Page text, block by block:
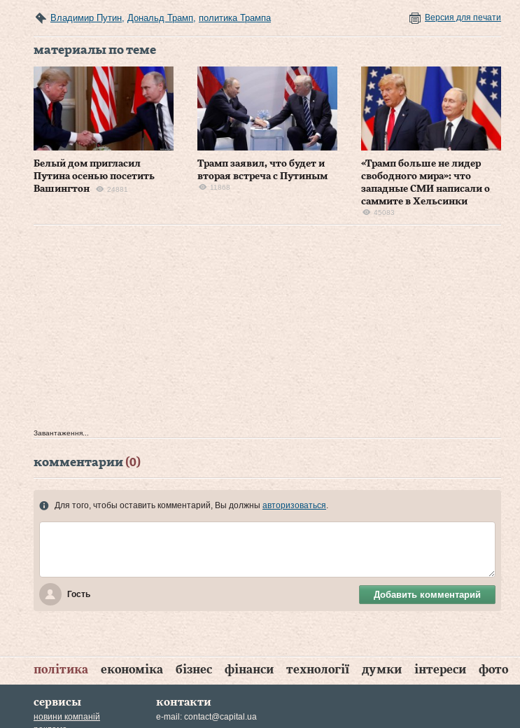
Владимир Путин Дональд Трамп политика Трампа Версия для печати
материалы по теме
Белый дом пригласил
Путина осенью посетить
Вашингтон
24881
Трамп заявил, что будет и
вторая встреча с Путиным
11868
«Трамп больше не лидер
свободного мира»: что
западные СМИ написали о
саммите в Хельсинки
45083
Завантаження...
комментарии (0)
Для того, чтобы оставить комментарий, Вы должны авторизоваться
Гость Добавить комментарий
політика економіка бізнес фінанси технології думки інтереси фото
сервисы
новини компаній
контакти
e-mail: contact@capital.ua